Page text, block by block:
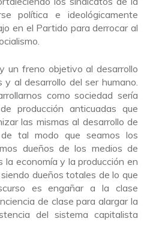
política e ideológicamente
en el Partido para derrocar al
un freno objetivo al desarrollo
al desarrollo del ser humano.
como sociedad sería
producción anticuadas que
las mismas al desarrollo de
tal modo que seamos los
dueños de los medios de
la economía y la producción en
dueños totales de lo que
es engañar a la clase
de clase para alargar la
del sistema capitalista